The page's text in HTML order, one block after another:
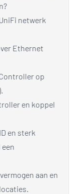
netwerk
Ethernet
op
en koppel
en sterk
aan en